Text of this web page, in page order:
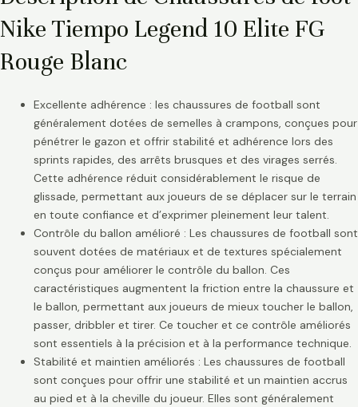
Nike Tiempo Legend 10 Elite FG
Rouge Blanc
Excellente adhérence : les chaussures de football sont
généralement dotées de semelles à crampons, conçues pour
pénétrer le gazon et offrir stabilité et adhérence lors des
sprints rapides, des arrêts brusques et des virages serrés.
Cette adhérence réduit considérablement le risque de
glissade, permettant aux joueurs de se déplacer sur le terrain
en toute confiance et d’exprimer pleinement leur talent.
Contrôle du ballon amélioré : Les chaussures de football sont
souvent dotées de matériaux et de textures spécialement
conçus pour améliorer le contrôle du ballon. Ces
caractéristiques augmentent la friction entre la chaussure et
le ballon, permettant aux joueurs de mieux toucher le ballon,
passer, dribbler et tirer. Ce toucher et ce contrôle améliorés
sont essentiels à la précision et à la performance technique.
Stabilité et maintien améliorés : Les chaussures de football
sont conçues pour offrir une stabilité et un maintien accrus
au pied et à la cheville du joueur. Elles sont généralement